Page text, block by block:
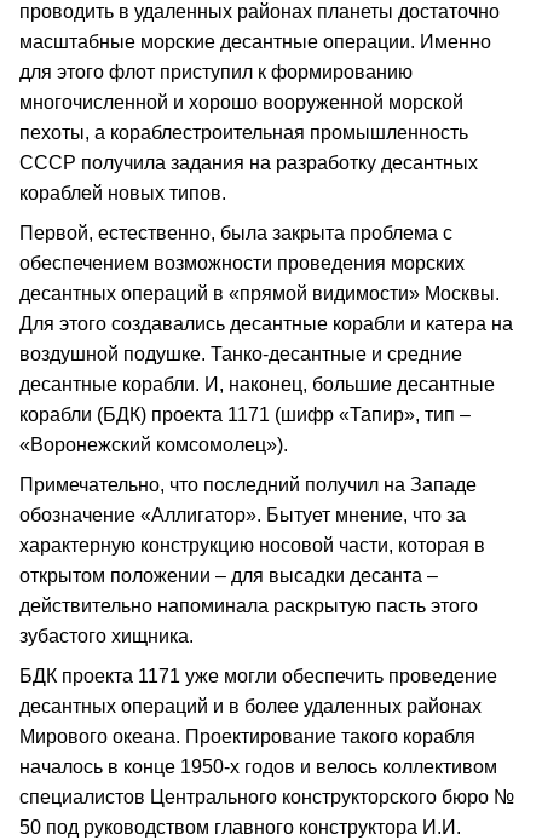
проводить в удаленных районах планеты достаточно
масштабные морские десантные операции. Именно
для этого флот приступил к формированию
многочисленной и хорошо вооруженной морской
пехоты, а кораблестроительная промышленность
СССР получила задания на разработку десантных
кораблей новых типов.
Первой, естественно, была закрыта проблема с
обеспечением возможности проведения морских
десантных операций в «прямой видимости» Москвы.
Для этого создавались десантные корабли и катера на
воздушной подушке. Танко-десантные и средние
десантные корабли. И, наконец, большие десантные
корабли (БДК) проекта 1171 (шифр «Тапир», тип –
«Воронежский комсомолец»).
Примечательно, что последний получил на Западе
обозначение «Аллигатор». Бытует мнение, что за
характерную конструкцию носовой части, которая в
открытом положении – для высадки десанта –
действительно напоминала раскрытую пасть этого
зубастого хищника.
БДК проекта 1171 уже могли обеспечить проведение
десантных операций и в более удаленных районах
Мирового океана. Проектирование такого корабля
началось в конце 1950-х годов и велось коллективом
специалистов Центрального конструкторского бюро №
50 под руководством главного конструктора И.И.